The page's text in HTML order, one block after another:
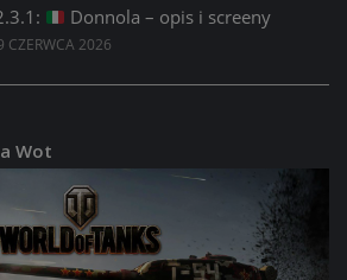
Donnola – opis i screeny
CZERWCA 2026
Wot